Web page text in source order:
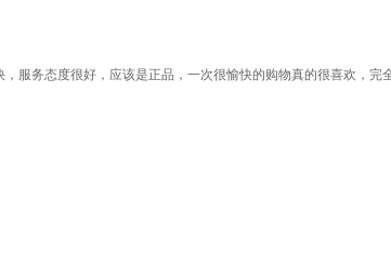
服务态度很好，应该是正品，一次很愉快的购物真的很喜欢，